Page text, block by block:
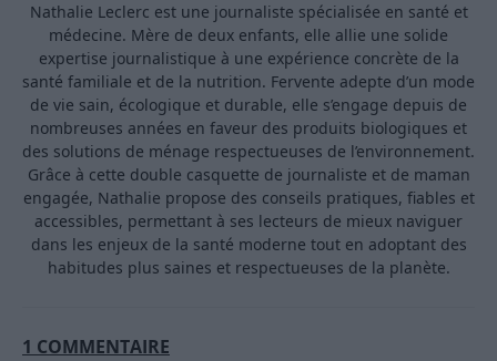
Nathalie Leclerc est une journaliste spécialisée en santé et
médecine. Mère de deux enfants, elle allie une solide
expertise journalistique à une expérience concrète de la
santé familiale et de la nutrition. Fervente adepte d’un mode
de vie sain, écologique et durable, elle s’engage depuis de
nombreuses années en faveur des produits biologiques et
des solutions de ménage respectueuses de l’environnement.
Grâce à cette double casquette de journaliste et de maman
engagée, Nathalie propose des conseils pratiques, fiables et
accessibles, permettant à ses lecteurs de mieux naviguer
dans les enjeux de la santé moderne tout en adoptant des
habitudes plus saines et respectueuses de la planète.
1 COMMENTAIRE